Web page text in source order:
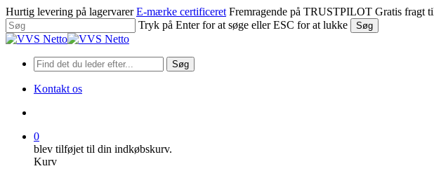
Spring
til
hovedindhold
Hurtig levering på lagervarer E-mærke certificeret Fremragende på TRUSTPILOT Gratis fragt
Tryk på Enter for at søge eller ESC for at lukke
Søg
Luk
Søg
Kontakt os
0
blev tilføjet til din indkøbskurv.
Kurv